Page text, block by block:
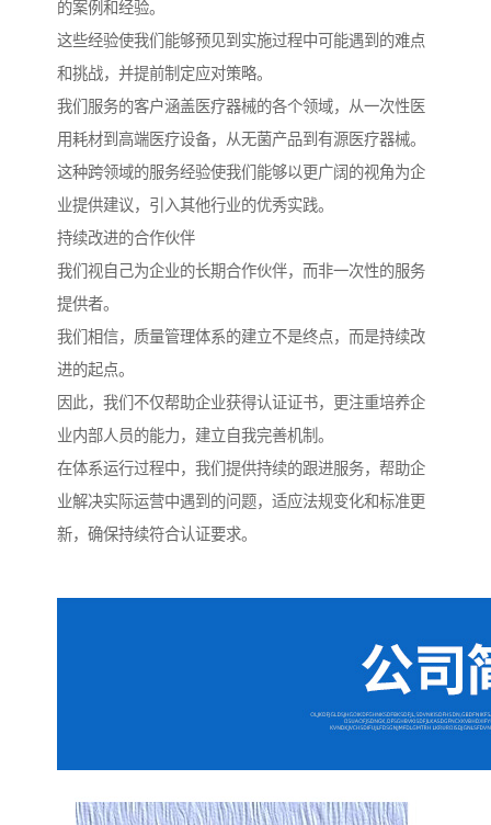
的案例和经验。
这些经验使我们能够预见到实施过程中可能遇到的难点
和挑战，并提前制定应对策略。
我们服务的客户涵盖医疗器械的各个领域，从一次性医
用耗材到高端医疗设备，从无菌产品到有源医疗器械。
这种跨领域的服务经验使我们能够以更广阔的视角为企
业提供建议，引入其他行业的优秀实践。
持续改进的合作伙伴
我们视自己为企业的长期合作伙伴，而非一次性的服务
提供者。
我们相信，质量管理体系的建立不是终点，而是持续改
进的起点。
因此，我们不仅帮助企业获得认证证书，更注重培养企
业内部人员的能力，建立自我完善机制。
在体系运行过程中，我们提供持续的跟进服务，帮助企
业解决实际运营中遇到的问题，适应法规变化和标准更
新，确保持续符合认证要求。